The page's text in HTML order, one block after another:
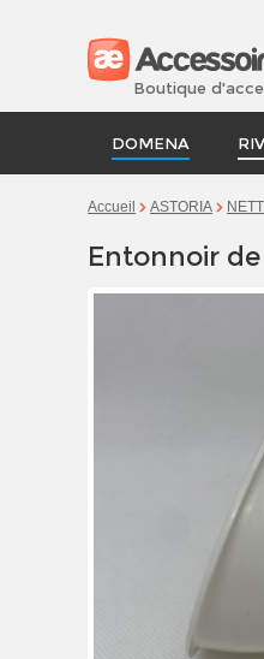
Boutique
DOMENA
Accueil ASTORIA
Entonnoir